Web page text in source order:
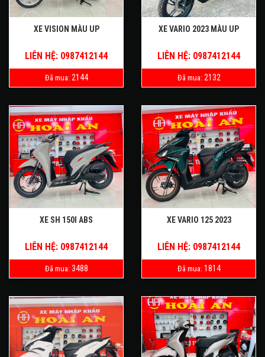
XE VISION MÀU UP
LIÊN HỆ: 0987412144
Đã mua: 2144
XE VARIO 2023 MÀU UP
LIÊN HỆ: 0987412144
Đã mua: 2132
XE SH 150I ABS
LIÊN HỆ: 0987412144
Đã mua: 3488
XE VARIO 125 2023
LIÊN HỆ: 0987412144
Đã mua: 1814